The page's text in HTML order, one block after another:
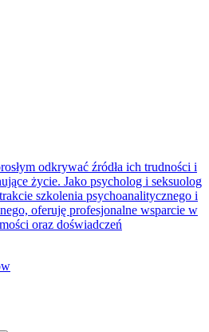
odkrywać źródła ich trudności i
życie. Jako psycholog i seksuolog
szkolenia psychoanalitycznego i
oferuję profesjonalne wsparcie w
oraz doświadczeń